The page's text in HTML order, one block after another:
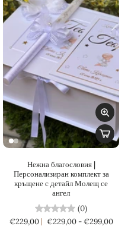
Нежна благословия |
Персонализиран комплект за
кръщене с детайл Молещ се
ангел
(0)
€229,00 €229,00 - €299,00